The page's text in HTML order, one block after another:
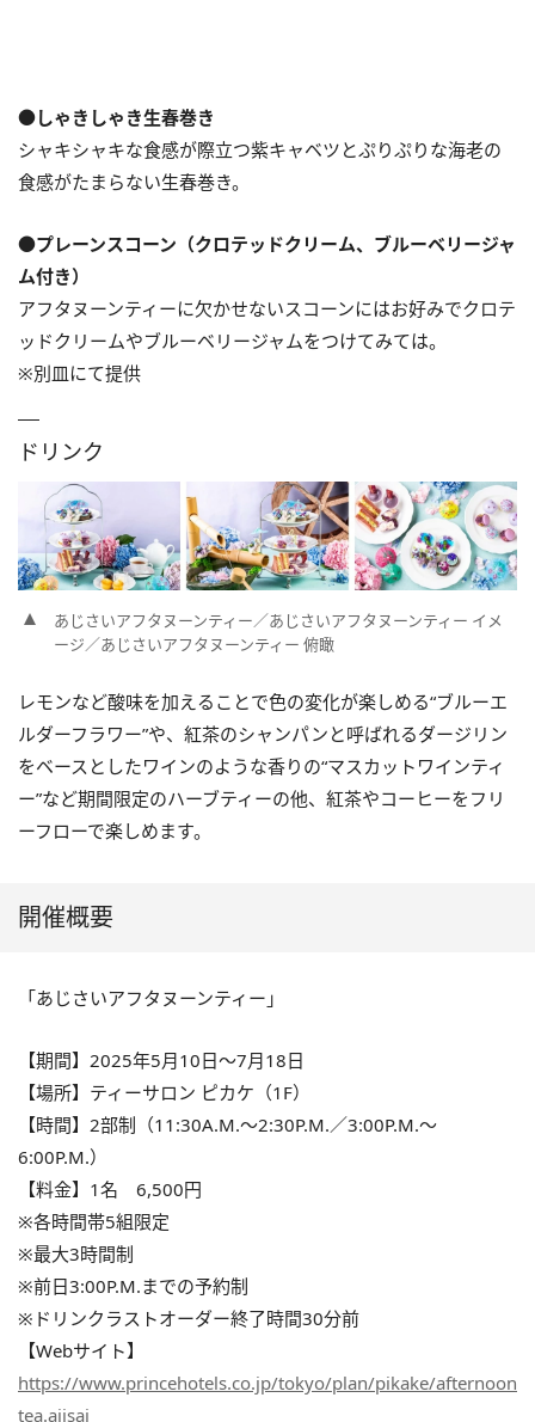
●しゃきしゃき生春巻き
シャキシャキな食感が際立つ紫キャベツとぷりぷりな海老の
食感がたまらない生春巻き。
●プレーンスコーン（クロテッドクリーム、ブルーベリージャ
ム付き）
アフタヌーンティーに欠かせないスコーンにはお好みでクロテ
ッドクリームやブルーベリージャムをつけてみては。
※別皿にて提供
ドリンク
あじさいアフタヌーンティー／あじさいアフタヌーンティー イメ
ージ／あじさいアフタヌーンティー 俯瞰
レモンなど酸味を加えることで色の変化が楽しめる“ブルーエ
ルダーフラワー”や、紅茶のシャンパンと呼ばれるダージリン
をベースとしたワインのような香りの“マスカットワインティ
ー”など期間限定のハーブティーの他、紅茶やコーヒーをフリ
ーフローで楽しめます。
開催概要
「あじさいアフタヌーンティー」
【期間】2025年5月10日〜7月18日
【場所】ティーサロン ピカケ（1F）
【時間】2部制（11:30A.M.〜2:30P.M.／3:00P.M.〜
6:00P.M.）
【料金】1名 6,500円
※各時間帯5組限定
※最大3時間制
※前日3:00P.M.までの予約制
※ドリンクラストオーダー終了時間30分前
【Webサイト】
https://www.princehotels.co.jp/tokyo/plan/pikake/afternoon
tea.ajisai